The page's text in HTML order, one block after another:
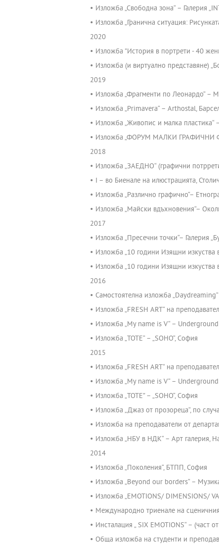
• Изложба „Свободна зона“ – Галерия
• Изложба „Гранична ситуация:
2020
• Изложба "История в портрети - 40
• Изложба (и виртуално представяне)
2019
• Изложба „Фрагменти по Леонардо“ –
• Изложба „Primavera“ – Arthostal,
• Изложба „Живопис и малка пластика“
• Изложба „ФОРУМ МАЛКИ ГРАФИЧНИ
2018
• Изложба „ЗАЕДНО“ (графични
• I – во Биенале на илюстрацията,
• Изложба „Различно графично“–
• Изложба „Майски вдъхновения“–
2017
• Изложба „Пресечни точки“– Галерия
• Изложба „10 години Изящни изкуства
• Изложба „10 години Изящни изкуства
2016
• Самостоятелна изложба
• Изложба „FRESH ART“ на
• Изложба „My name is V“ –
• Изложба „TOTE“ – „SOHO“, София
2015
• Изложба „FRESH ART“ на
• Изложба „My name is V“ –
• Изложба „TOTE” – „SOHO“, София
• Изложба „Джаз от прозореца“, по
• Изложба на преподаватели от
• Изложба „НБУ в НДК“ – Арт галерия,
2014
• Изложба „Поколения“, БТПП, София
• Изложба „Beyond our borders“ –
• Изложба „EMOTIONS/ DIMENSIONS/
• Международно триенале на
• Инсталация „ SIX EMOTIONS“ –
• Обща изложба на студенти и